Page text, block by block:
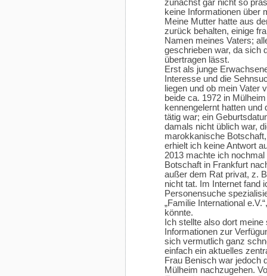
zunächst gar nicht so
keine Informationen über
Meine Mutter hatte aus
zurück behalten, einige
Namen meines Vaters;
geschrieben war, da sich
übertragen lässt.
Erst als junge
Interesse und die
liegen und ob mein Vater
beide ca. 1972 in
kennengelernt hatten
tätig war; ein
damals nicht üblich war,
marokkanische
erhielt ich keine Antwort
2013 machte ich
Botschaft in Frankfurt
außer dem Rat privat, z.
nicht tat. Im Internet fand
Personensuche
„Familie International
könnte.
Ich stellte also dort
Informationen zur
sich vermutlich ganz
einfach ein aktuelles
Frau Benisch war jedoch
Mülheim nachzugehen.